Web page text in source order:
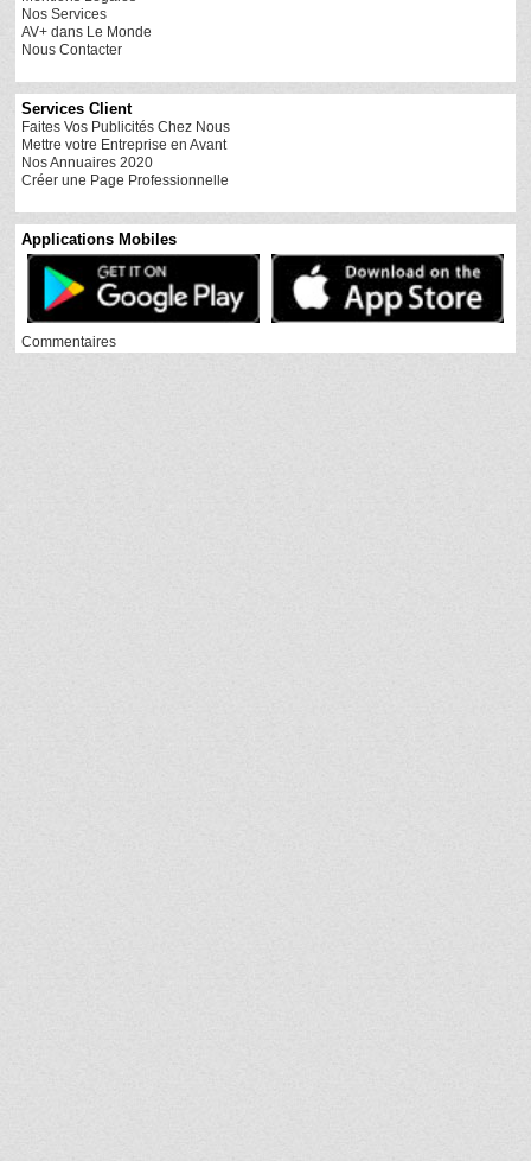
Nos Services
AV+ dans Le Monde
Nous Contacter
Services Client
Faites Vos Publicités Chez Nous
Mettre votre Entreprise en Avant
Nos Annuaires 2020
Créer une Page Professionnelle
Applications Mobiles
Commentaires